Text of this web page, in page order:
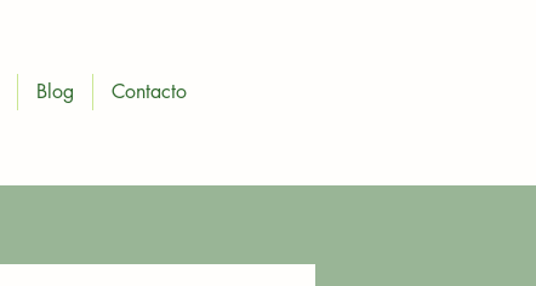
Blog Contacto